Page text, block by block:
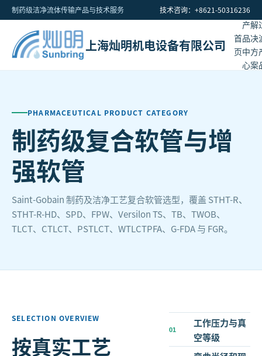
制药级洁净流体传输产品与技术服务 技术咨询：+8621-50316236
上海灿明机电设备有限公司
首
页
产
品
中
心
解
决
方
案
PHARMACEUTICAL PRODUCT CATEGORY
制药级复合软管与增
强软管
Saint-Gobain 制药及洁净工艺复合软管选型，覆盖 STHT-R、
STHT-R-HD、SPD、FPW、Versilon TS、TB、TWOB、
TLCT、CTLCT、PSTLCT、WTLCTPFA、G-FDA 与 FGR。
SELECTION OVERVIEW
按真实工艺
01
工作压力与真
空等级